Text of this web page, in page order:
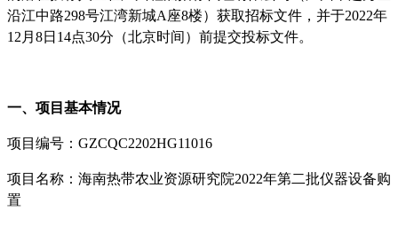
沿江中路298号江湾新城A座8楼）获取招标文件，并于2022年
12月8日14点30分（北京时间）前提交投标文件。
一、项目基本情况
项目编号： GZCQC2202HG11016
项目名称：海南热带农业资源研究院2022年第二批仪器设备购
置